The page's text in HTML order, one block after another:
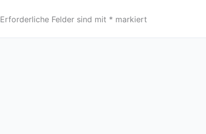
Erforderliche Felder sind mit * markiert